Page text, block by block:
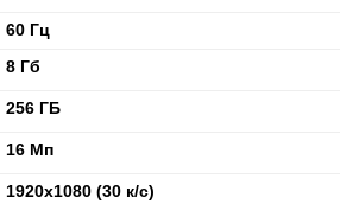
60 Гц
8 Гб
256 ГБ
16 Мп
1920x1080 (30 к/с)